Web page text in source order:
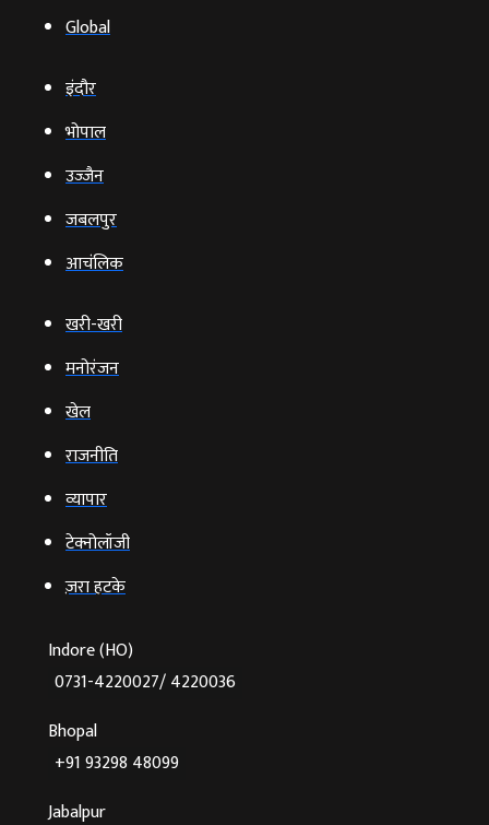
Global
इंदौर
भोपाल
उज्‍जैन
जबलपुर
आचंलिक
खरी-खरी
मनोरंजन
खेल
राजनीति
व्‍यापार
टेक्‍नोलॉजी
ज़रा हटके
Indore (HO)
0731-4220027/ 4220036
Bhopal
+91 93298 48099
Jabalpur